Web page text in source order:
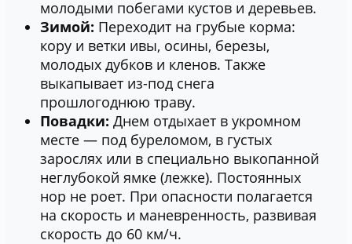
молодыми побегами кустов и деревьев.
Зимой: Переходит на грубые корма:
кору и ветки ивы, осины, березы,
молодых дубков и кленов. Также
выкапывает из-под снега
прошлогоднюю траву.
Повадки: Днем отдыхает в укромном
месте — под буреломом, в густых
зарослях или в специально выкопанной
неглубокой ямке (лежке). Постоянных
нор не роет. При опасности полагается
на скорость и маневренность, развивая
скорость до 60 км/ч.